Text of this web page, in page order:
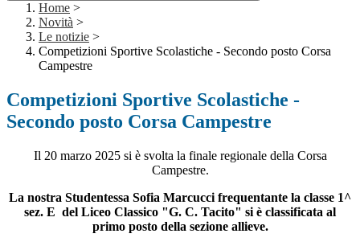
Home >
Novità >
Le notizie >
Competizioni Sportive Scolastiche - Secondo posto Corsa
Campestre
Competizioni Sportive Scolastiche -
Secondo posto Corsa Campestre
Il 20 marzo 2025 si è svolta la finale regionale della Corsa
Campestre.
La nostra Studentessa Sofia Marcucci frequentante la classe 1^
sez. E del Liceo Classico "G. C. Tacito" si è classificata al
primo posto della sezione allieve.